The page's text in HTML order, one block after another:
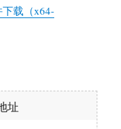
下载（x64-
址